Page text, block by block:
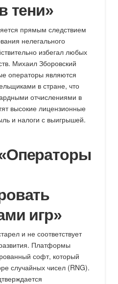
тени»
прямым следствием
нелегального
избегал любых
Михаил Зборовский
операторы являются
в стране, что
отчислениями в
высокие лицензионные
и налоги с выигрышей.
игр»
и не соответствует
Платформы
софт, который
случайных чисел (RNG).